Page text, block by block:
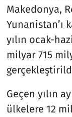
Makedonya,
Yunanistan’ı
yılın ocak-
milyar 715
Geçen yılın
ülkelere 12